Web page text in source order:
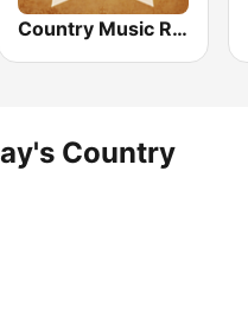
Country Music Radio - Country Mix
Country